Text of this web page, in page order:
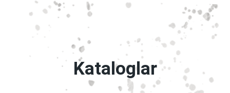
Kataloglar